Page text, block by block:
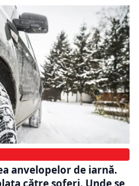
anvelopelor de iarnă.
către șoferi. Unde se